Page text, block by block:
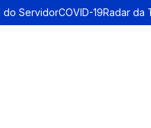
do ServidorCOVID-19Radar da